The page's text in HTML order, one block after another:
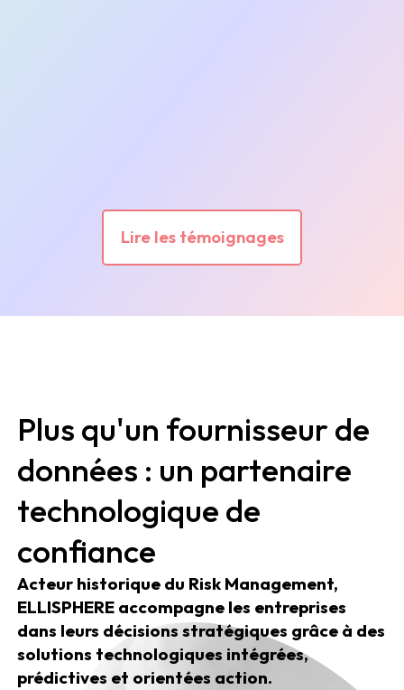
Lire les témoignages
Plus qu'un fournisseur de
données : un partenaire
technologique de
confiance
Acteur historique du Risk Management,
ELLISPHERE accompagne les entreprises
dans leurs décisions stratégiques grâce à des
solutions technologiques intégrées,
prédictives et orientées action.